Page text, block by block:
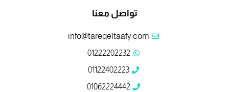
تواصل معنا
info@tareqeltaafy.com
01222202232
01122402223
01062224442